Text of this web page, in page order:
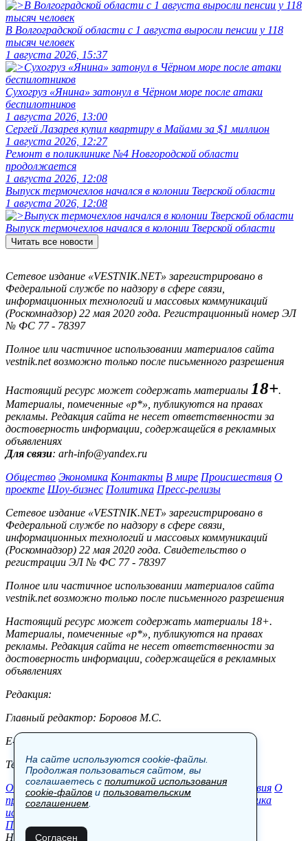
В Волгоградской области с 1 августа выросли пенсии у 118
тысяч человек
1 августа 2026, 15:37
Сухогруз «Янина» затонул в Чёрном море после атаки
беспилотников
1 августа 2026, 13:00
Сергей Лазарев купил квартиру в Майами за $1 миллион
1 августа 2026, 12:27
Ремонт в поликлинике №4 Новгородской области
продолжается
1 августа 2026, 12:08
Выпуск термочехлов начался в колонии Тверской области
1 августа 2026, 12:08
Выпуск термочехлов начался в колонии Тверской области
Читать все новости
Сетевое издание «VESTNIK.NET» зарегистрировано в
Федеральной службе по надзору в сфере связи,
информационных технологий и массовых коммуникаций
(Роскомнадзор) 22 мая 2020 года. Регистрационный номер ЭЛ
№ ФС 77 - 78397
Полное или частичное использовании материалов сайта
vestnik.net возможно только после письменного разрешения
Настоящий ресурс может содержать материалы 18+.
Материалы, помеченные «р*», публикуются на правах
рекламы. Редакция сайта не несет ответственности за
достоверность информации, содержащейся в рекламных
объявлениях
Для связи: arh-info@yandex.ru
Общество Экономика Контакты В мире Происшествия О
проекте Шоу-бизнес Политика Пресс-релизы
Сетевое издание «VESTNIK.NET» зарегистрировано в
Федеральной службе по надзору в сфере связи,
информационных технологий и массовых коммуникаций
(Роскомнадзор) 22 мая 2020 года. Свидетельство о
регистрации ЭЛ № ФС 77 - 78397
Полное или частичное использовании материалов сайта
vestnik.net возможно только после письменного разрешения
Настоящий ресурс может содержать материалы 18+.
Материалы, помеченные «р*», публикуются на правах
рекламы. Редакция сайта не несет ответственности за
достоверность информации, содержащейся в рекламных
объявлениях
Редакция:
Главный редактор: Боровов М.С.
E-mail: site@vestnik.net, reb.msk@yandex.ru
Тел.: +7 (921) 720-00-97
Общество Экономика Контакты В мире Происшествия О
проекте Шоу-бизнес Политика Пресс-релизы
Политика
использования cookie-файлов
Пользовательское соглашение
Новости, аналитика, прогнозы и другие материалы,
На сайте используются cookie-файлы.
Продолжая пользоваться сайтом, вы
соглашаетесь с политикой использования
cookie-файлов и пользовательским
соглашением
Согласен